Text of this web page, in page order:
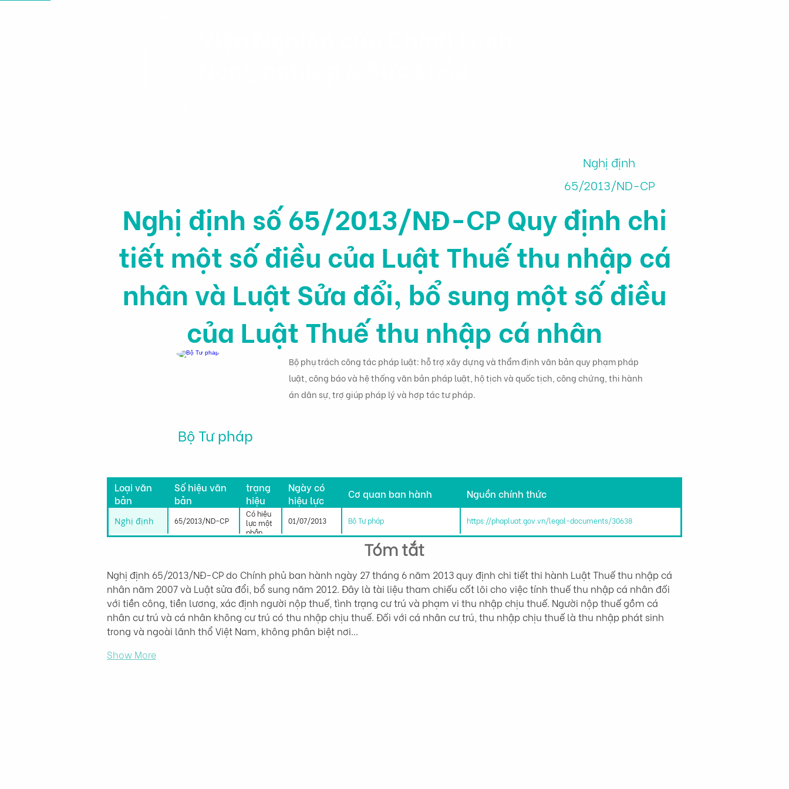
Nghị định
65/2013/ND-CP
Nghị định số 65/2013/NĐ-CP Quy định chi
tiết một số điều của Luật Thuế thu nhập cá
nhân và Luật Sửa đổi, bổ sung một số điều
của Luật Thuế thu nhập cá nhân
Bộ Tư pháp
Bộ phụ trách công tác pháp luật: hỗ trợ xây dựng và thẩm định văn bản quy phạm pháp
luật, công báo và hệ thống văn bản pháp luật, hộ tịch và quốc tịch, công chứng, thi hành
án dân sự, trợ giúp pháp lý và hợp tác tư pháp.
Loại văn
bản
Số hiệu văn
bản
trạng
hiệu
lực
Ngày có
hiệu lực
Cơ quan ban hành Nguồn chính thức
Nghị định 65/2013/ND-CP
Có hiệu
lực một
phần
01/07/2013 Bộ Tư pháp https://phapluat.gov.vn/legal-documents/30638
Tóm tắt
Nghị định 65/2013/NĐ-CP do Chính phủ ban hành ngày 27 tháng 6 năm 2013 quy định chi tiết thi hành Luật Thuế thu nhập cá
nhân năm 2007 và Luật sửa đổi, bổ sung năm 2012. Đây là tài liệu tham chiếu cốt lõi cho việc tính thuế thu nhập cá nhân đối
với tiền công, tiền lương, xác định người nộp thuế, tình trạng cư trú và phạm vi thu nhập chịu thuế. Người nộp thuế gồm cá
nhân cư trú và cá nhân không cư trú có thu nhập chịu thuế. Đối với cá nhân cư trú, thu nhập chịu thuế là thu nhập phát sinh
trong và ngoài lãnh thổ Việt Nam, không phân biệt nơi…
Show More